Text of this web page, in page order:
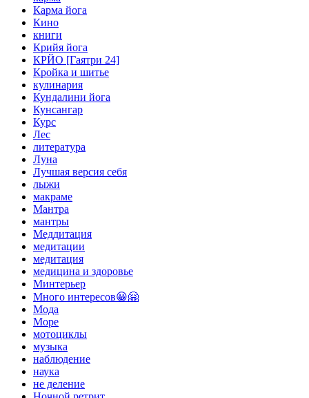
Карма йога
Кино
книги
Крийя йога
КРЙО [Гаятри 24]
Кройка и шитье
кулинария
Кундалини йога
Кунсангар
Курс
Лес
литература
Луна
Лучшая версия себя
лыжи
макраме
Мантра
мантры
Меддитация
медитации
медитация
медицина и здоровье
Минтерьер
Много интересов😀🤗
Мода
Море
мотоциклы
музыка
наблюдение
наука
не деление